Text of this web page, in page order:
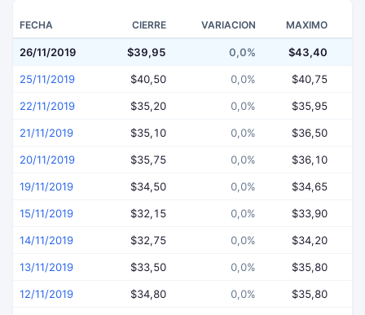
FECHA CIERRE VARIACION MAXIMO
26/11/2019 $39,95 0,0% $43,40
25/11/2019 $40,50 0,0% $40,75
22/11/2019 $35,20 0,0% $35,95
21/11/2019 $35,10 0,0% $36,50
20/11/2019 $35,75 0,0% $36,10
19/11/2019 $34,50 0,0% $34,65
15/11/2019 $32,15 0,0% $33,90
14/11/2019 $32,75 0,0% $34,20
13/11/2019 $33,50 0,0% $35,80
12/11/2019 $34,80 0,0% $35,80